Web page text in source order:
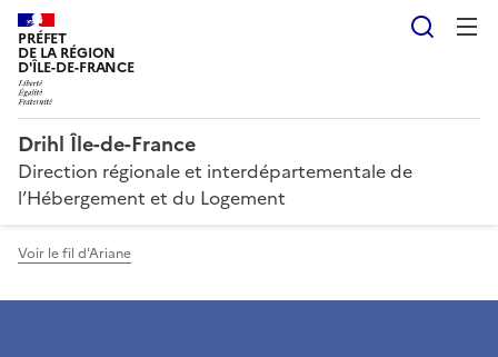
PRÉFET
DE LA RÉGION
D'ÎLE-DE-FRANCE
Drihl Île-de-France
Direction régionale et interdépartementale de
l’Hébergement et du Logement
Voir le fil d'Ariane